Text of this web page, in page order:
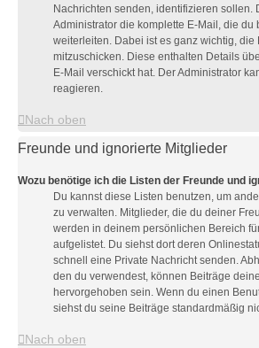
Nachrichten senden, identifizieren sollen.
Administrator die komplette E-Mail, die du
weiterleiten. Dabei ist es ganz wichtig,
mitzuschicken. Diese enthalten Details
E-Mail verschickt hat. Der Administrator
reagieren.
Nach oben
Freunde und ignorierte Mitglieder
Wozu benötige ich die Listen der Freunde und
Du kannst diese Listen benutzen, um
zu verwalten. Mitglieder, die du deiner
werden in deinem persönlichen Bereich
aufgelistet. Du siehst dort deren
schnell eine Private Nachricht senden.
den du verwendest, können Beiträge
hervorgehoben sein. Wenn du einen
siehst du seine Beiträge standardmäßig
Nach oben